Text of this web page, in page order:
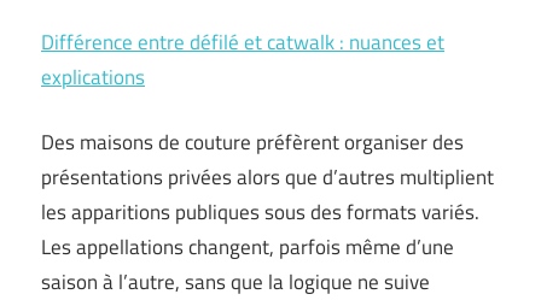
Différence entre défilé et catwalk : nuances et
explications
Des maisons de couture préfèrent organiser des
présentations privées alors que d’autres multiplient
les apparitions publiques sous des formats variés.
Les appellations changent, parfois même d’une
saison à l’autre, sans que la logique ne suive